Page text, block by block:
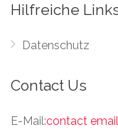
Hilfreiche
Datenschutz
Contact Us
E-Mail:contact email